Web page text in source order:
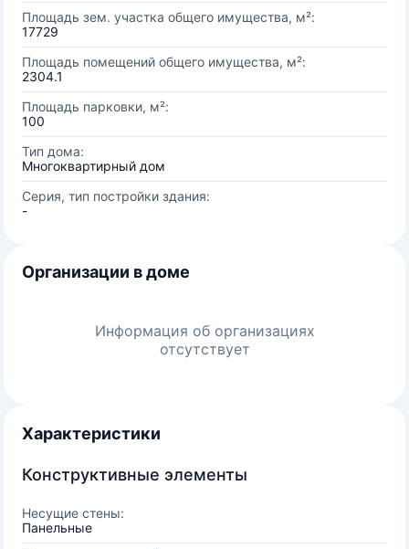
Площадь зем. участка общего имущества, м²:
17729
Площадь помещений общего имущества, м²:
2304.1
Площадь парковки, м²:
100
Тип дома:
Многоквартирный дом
Серия, тип постройки здания:
-
Организации в доме
Информация об организациях
отсутствует
Характеристики
Конструктивные элементы
Несущие стены:
Панельные